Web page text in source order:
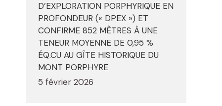
D’EXPLORATION PORPHYRIQUE EN
PROFONDEUR (« DPEX ») ET
CONFIRME 852 MÈTRES À UNE
TENEUR MOYENNE DE 0,95 %
ÉQ.CU AU GÎTE HISTORIQUE DU
MONT PORPHYRE
5 février 2026